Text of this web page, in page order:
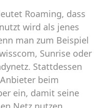
Roaming, dass
wird als jenes
man zum Beispiel
Sunrise oder
Stattdessen
beim
ein, damit seine